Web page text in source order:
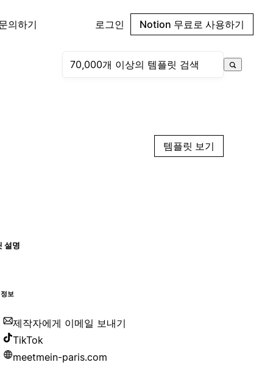
의하기 로그인 Notion 무료로 사용하기
템플릿 보기
설명
보
제작자에게 이메일 보내기
TikTok
meetmein-paris.com